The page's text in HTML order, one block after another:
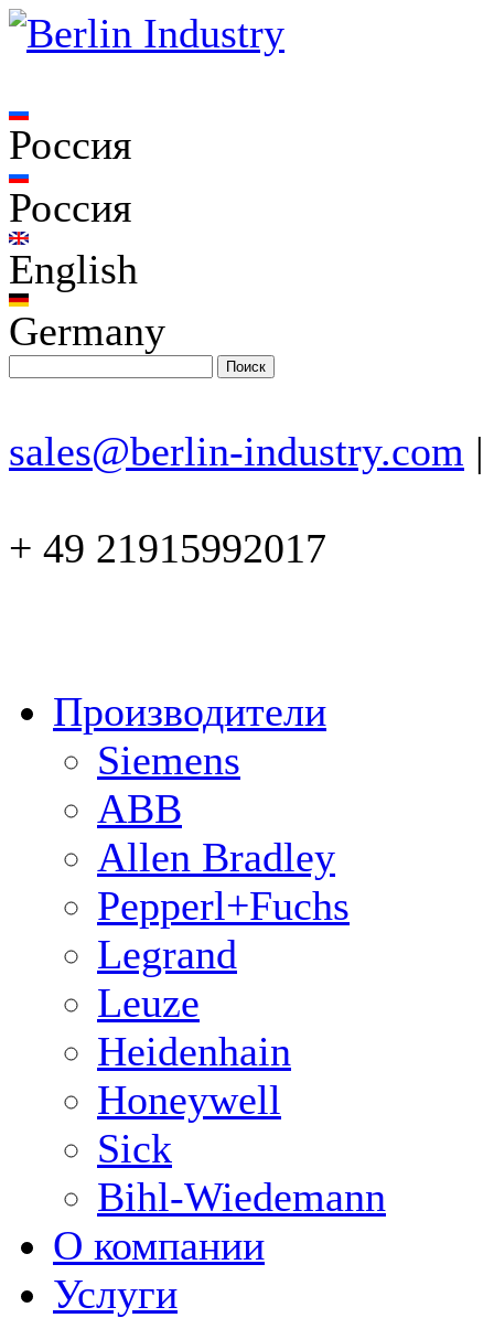
Россия
Россия
English
Germany
sales@berlin-industry.com |
+ 49 21915992017
Производители
Siemens
ABB
Allen Bradley
Pepperl+Fuchs
Legrand
Leuze
Heidenhain
Honeywell
Sick
Bihl-Wiedemann
О компании
Услуги